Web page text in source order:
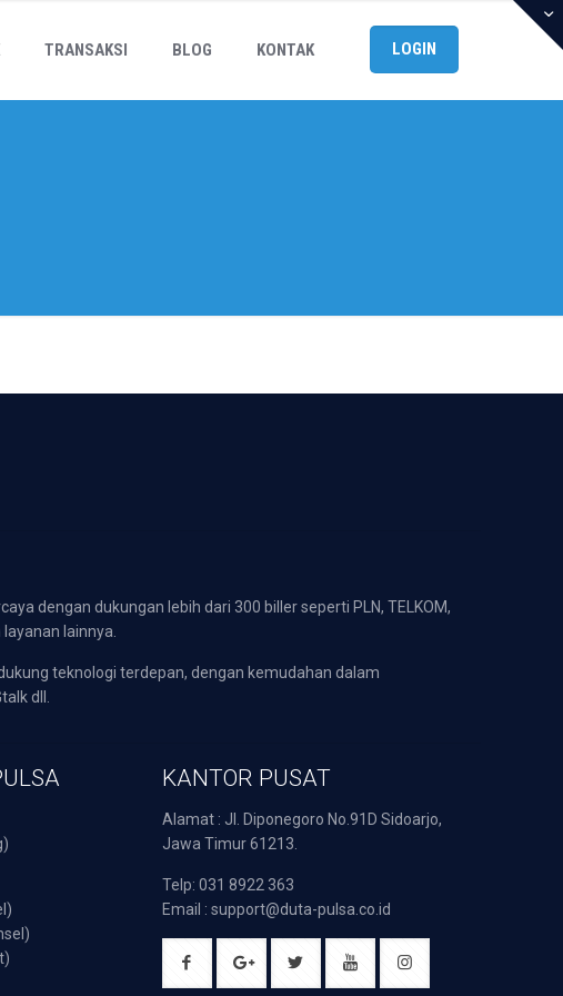
TRANSAKSI BLOG KONTAK LOGIN
dengan dukungan lebih dari 300 biller seperti PLN, TELKOM,
lainnya.
teknologi terdepan, dengan kemudahan dalam
dll.
KANTOR PUSAT
Alamat : Jl. Diponegoro No.91D Sidoarjo,
Jawa Timur 61213.
Telp: 031 8922 363
Email : support@duta-pulsa.co.id